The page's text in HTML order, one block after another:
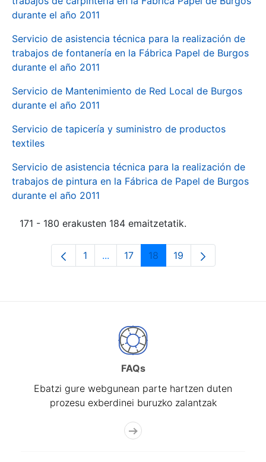
durante el año 2011
Servicio de asistencia técnica para la realización de
trabajos de fontanería en la Fábrica Papel de Burgos
durante el año 2011
Servicio de Mantenimiento de Red Local de Burgos
durante el año 2011
Servicio de tapicería y suministro de productos
textiles
Servicio de asistencia técnica para la realización de
trabajos de pintura en la Fábrica de Papel de Burgos
durante el año 2011
171 - 180 erakusten 184 emaitzetatik.
Orrialdea
1 ...Intermediate Pages Use TAB to
Orrialdea
17 Orrialdea
18 Orrialdea
19
FAQs
Ebatzi gure webgunean parte hartzen duten
prozesu exberdinei buruzko zalantzak